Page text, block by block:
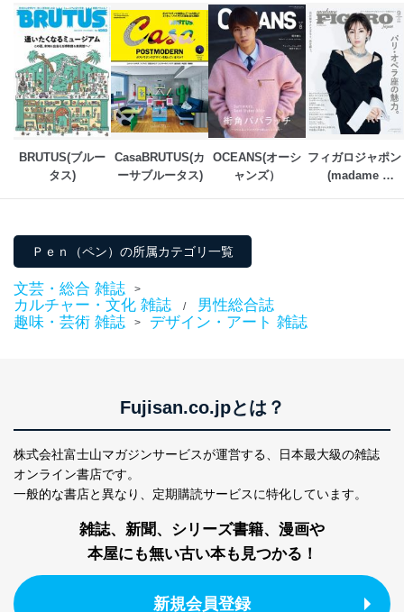
当社は以下の個人情報保護管理者を設置し、個人情報保
護管理者の責任のもと、個人情報を取得・アクセス・利
用・提供・管理いたします。
東京都渋谷区南平台町16-11
株式会社富士山マガジンサービス
代表取締役会長 西野 伸一郎
田 嘉也
りです。
No
個人情報の種類 利用目的
商品代金回収のため
ｅメール等による商品、サービ
析して、趣味・嗜好に
応じた新商品・サービスに関する
2
当社にお問合わせ
いただいた方の個
人情報
お問い合わせ対応、トラブル対
質向上のため
3
当社カスタマーQ＆
の確認のため
ｅメール等によるカスタマーQ＆A
サイトのサービス内容のご案内の
ｅメール等による商品、サービ
BRUTUS(ブルー
タス)
CasaBRUTUS(カ
ーサブルータス)
OCEANS(オーシ
ャンズ）
フィガロジャポン
(madame
Ｐｅｎ（ペン）の所属カテゴリ一覧
文芸・総合 雑誌 >
カルチャー・文化 雑誌 /
男性総合誌
趣味・芸術 雑誌
> デザイン・アート 雑誌
Fujisan.co.jpとは？
株式会社富士山マガジンサービスが運営する、
日本最大級の雑誌
オンライン書店です。
一般的な書店と異なり、 定期購読サービスに特化しています。
雑誌、新聞、シリーズ書籍、漫画や
本屋にも無い古い本も見つかる！
新規会員登録